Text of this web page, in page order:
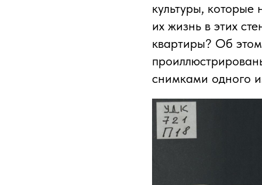
культуры,
их жизнь в этих
квартиры? Об
снимками одного